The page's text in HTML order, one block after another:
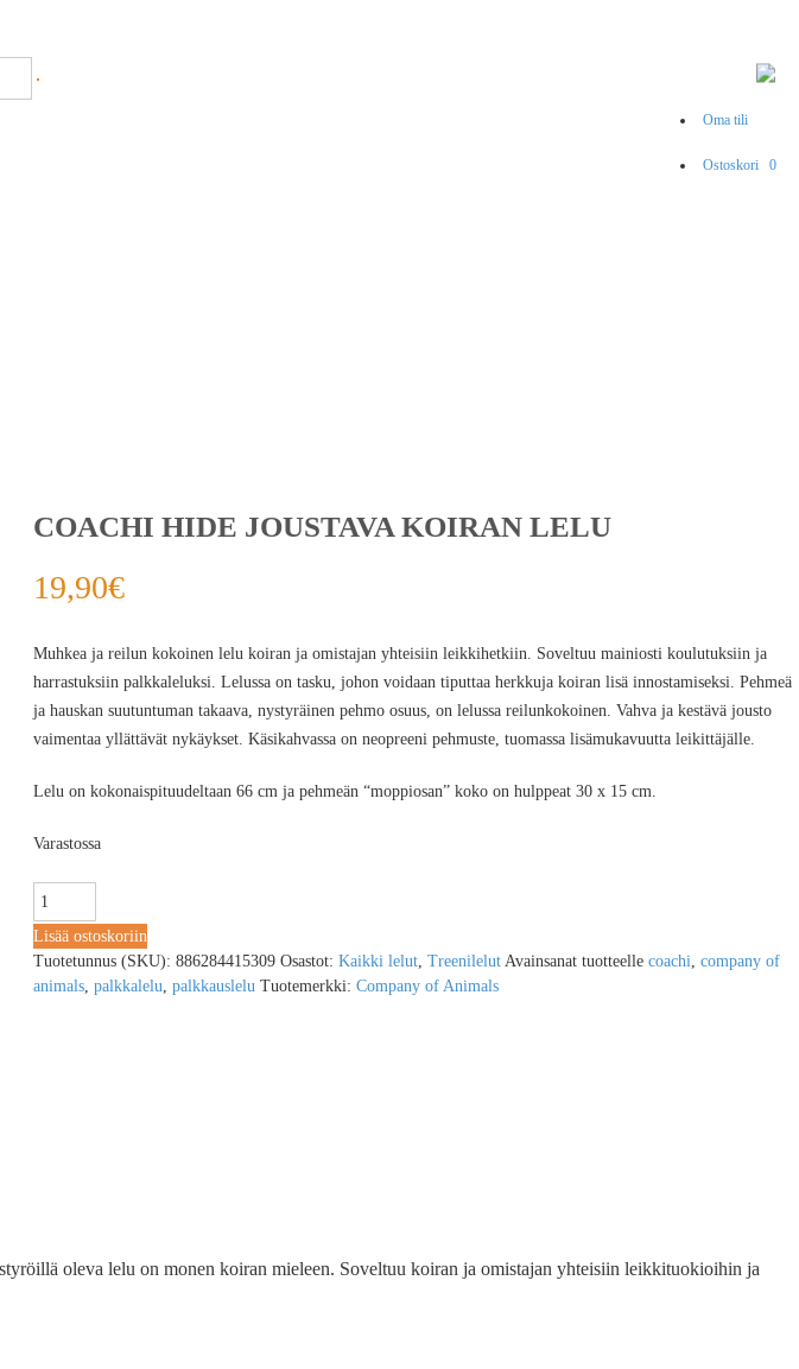
Oma tili
Ostoskori 0
COACHI HIDE JOUSTAVA KOIRAN LELU
19,90€
Muhkea ja reilun kokoinen lelu koiran ja omistajan yhteisiin leikkihetkiin. Soveltuu mainiosti koulutuksiin ja
harrastuksiin palkkaleluksi. Lelussa on tasku, johon voidaan tiputtaa herkkuja koiran lisä innostamiseksi. Pehmeä
ja hauskan suutuntuman takaava, nystyräinen pehmo osuus, on lelussa reilunkokoinen. Vahva ja kestävä jousto
vaimentaa yllättävät nykäykset. Käsikahvassa on neopreeni pehmuste, tuomassa lisämukavuutta leikittäjälle.
Lelu on kokonaispituudeltaan 66 cm ja pehmeän “moppiosan” koko on hulppeat 30 x 15 cm.
Varastossa
Lisää ostoskoriin
Tuotetunnus (SKU): 886284415309 Osastot: Kaikki lelut, Treenilelut Avainsanat tuotteelle coachi company of
animals, palkkalelu palkkauslelu Tuotemerkki: Company of Animals
oleva lelu on monen koiran mieleen. Soveltuu koiran ja omistajan yhteisiin leikkituokioihin ja